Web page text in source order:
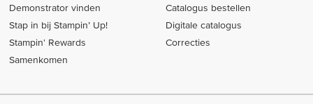
Demonstrator vinden
Stap in bij Stampin’ Up!
Stampin' Rewards
Samenkomen
Catalogus bestellen
Digitale catalogus
Correcties